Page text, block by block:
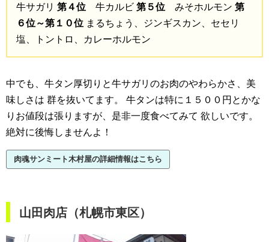
牛サガリ 第４位 牛カルビ 第５位 みそホルモン 第
６位～第１０位 まるちょう、ジンギスカン、セセリ
塩、トントロ、カレーホルモン
中でも、牛タン厚切りと牛サガリのお肉のやわらかさ、美
味しさは 群を抜いてます。
牛タンは特に１５００円とかな
りお値段は張りますが、是非一度食べてみて 欲しいです。
絶対に後悔しませんよ！
肉魂サンミート木村屋の詳細情報はこちら
山田肉店（札幌市東区）